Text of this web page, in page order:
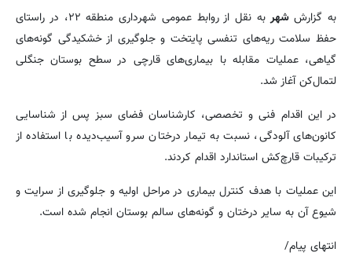
به گزارششهر
به نقل از روابط عمومی شهرداری منطقه ۲۲، در راستای
حفظ سلامت ریه‌های تنفسی پایتخت و جلوگیری از خشکیدگی گونه‌های
گیاهی، عملیات مقابله با بیماری‌های قارچی در سطح بوستان جنگلی
لتمال‌کن آغاز شد.
در این اقدام فنی و تخصصی، کارشناسان فضای سبز پس از شناسایی
کانون‌های آلودگی، نسبت به تیمار درختان سرو آسیب‌دیده با استفاده از
ترکیبات قارچ‌کش استاندارد اقدام کردند.
این عملیات با هدف کنترل بیماری در مراحل اولیه و جلوگیری از سرایت و
شیوع آن به سایر درختان و گونه‌های سالم بوستان انجام شده است.
انتهای پیام/